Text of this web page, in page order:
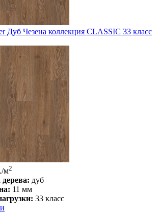
Дуб Чезена коллекция CLASSIC 33 класс
м2
дуб
11 мм
33 класс